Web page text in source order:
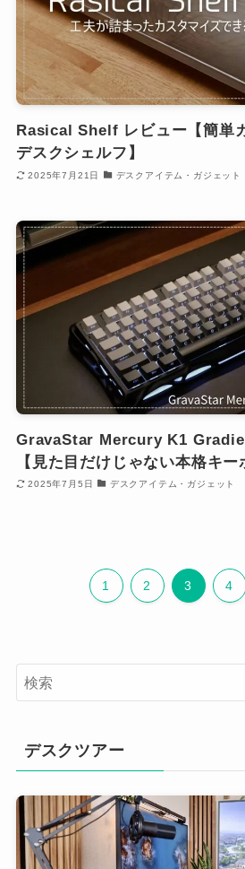
Rasical Shelf レビュー【簡単
デスクシェルフ】
2025年7月21日 デスクアイテム・ガジェット
GravaStar Mercury K1
【見た目だけじゃない本格キー
2025年7月5日 デスクアイテム・ガジェット
1 2 3 4
デスクツアー